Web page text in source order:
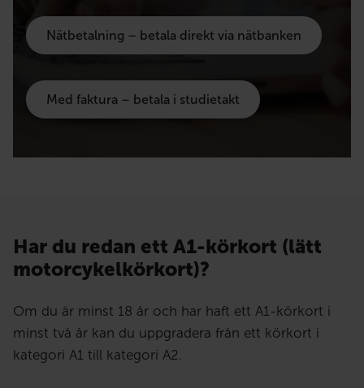
Nätbetalning – betala direkt via nätbanken
Med faktura – betala i studietakt
Har du redan ett A1-körkort (lätt
motorcykelkörkort)?
Om du är minst 18 år och har haft ett A1-körkort i
minst två år kan du uppgradera från ett körkort i
kategori A1 till kategori A2.